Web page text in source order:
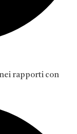
rapporti con